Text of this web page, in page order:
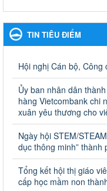
Kế hoạch Phổ biến,
Giáo dục và Đào tạo
Kế hoạch Phổ biến, giáo
Ngày ban hành: 28/02/
Quyết định công bố
vực giáo dục đào tạo
giáo dục khác thuộc
và Đào tạo, Ủy ban
Quyết định công bố thủ
giáo dục đào tạo thuộc
khác thuộc thẩm quyền
Ủy ban nhân dân cấp
Ngày ban hành: 30/09/
TIN TIÊU ĐIỂM
Hội nghị Cán bộ, Công
Ủy ban nhân dân
hàng Vietcombank chi
xuân yêu thương cho
Ngày hội STEM/
dục thông minh”
Tổng kết hội thị giáo
cấp học mầm non